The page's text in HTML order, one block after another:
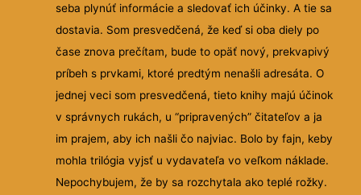
seba plynúť informácie a sledovať ich účinky. A tie sa
dostavia. Som presvedčená, že keď si oba diely po
čase znova prečítam, bude to opäť nový, prekvapivý
príbeh s prvkami, ktoré predtým nenašli adresáta. O
jednej veci som presvedčená, tieto knihy majú účinok
v správnych rukách, u “pripravených” čitateľov a ja
im prajem, aby ich našli čo najviac. Bolo by fajn, keby
mohla trilógia vyjsť u vydavateľa vo veľkom náklade.
Nepochybujem, že by sa rozchytala ako teplé rožky.